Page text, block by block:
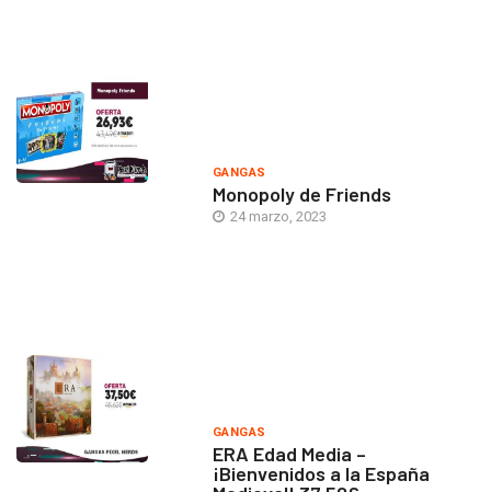
GANGAS
Monopoly de Friends
24 marzo, 2023
GANGAS
ERA Edad Media –
¡Bienvenidos a la España